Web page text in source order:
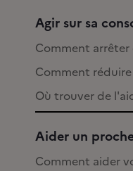
Agir sur sa
Comment arrêter
Comment
Où trouver de
Aider un
Comment aider